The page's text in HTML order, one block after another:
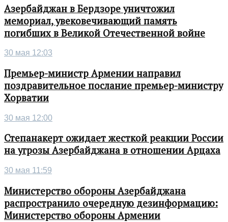
Азербайджан в Бердзоре уничтожил
мемориал, увековечивающий память
погибших в Великой Отечественной войне
30 мая 12:03
Премьер-министр Армении направил
поздравительное послание премьер-министру
Хорватии
30 мая 12:00
Степанакерт ожидает жесткой реакции России
на угрозы Азербайджана в отношении Арцаха
30 мая 11:59
Министерство обороны Азербайджана
распространило очередную дезинформацию:
Министерство обороны Армении